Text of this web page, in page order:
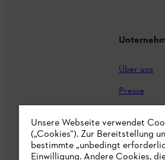
Über uns
Presse
STIHL
Unsere Webseite verwendet
(„Cookies“). Zur Bereitstellung
bestimmte „unbedingt
Einwilligung. Andere Cookies,